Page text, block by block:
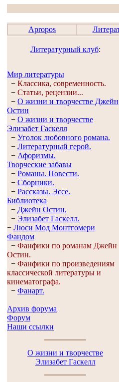
Apropos
Литературный клуб:
Мир литературы
− Классика, современность.
− Статьи, рецензии...
− О жизни и творчестве Джейн
Остин
− О жизни и творчестве
Элизабет Гaскелл
− Уголок любовного романа.
− Литературный герой.
− Афоризмы.
Творческие забавы
− Романы. Повести.
− Сборники.
− Рассказы. Эссe.
Библиотека
− Джейн Остин,
− Элизабет Гaскелл.
− Люси Мод Монтгомери
Фандом
− Фанфики по романам Джейн
Остин.
− Фанфики по произведениям
классической литературы и
кинематографа.
− Фанарт.
Архив форума
Форум
Наши ссылки
О жизни и творчестве
Элизабет Гаскелл